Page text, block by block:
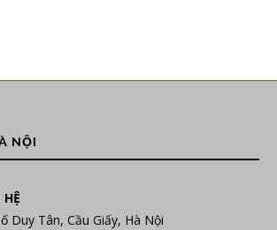
NỘI
Duy Tân, Cầu Giấy, Hà Nội